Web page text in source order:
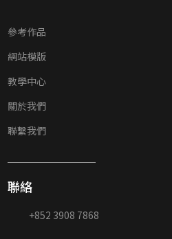
參考作品
網站模版
教學中心
關於我們
聯繫我們
聯絡
+852 3908 7868